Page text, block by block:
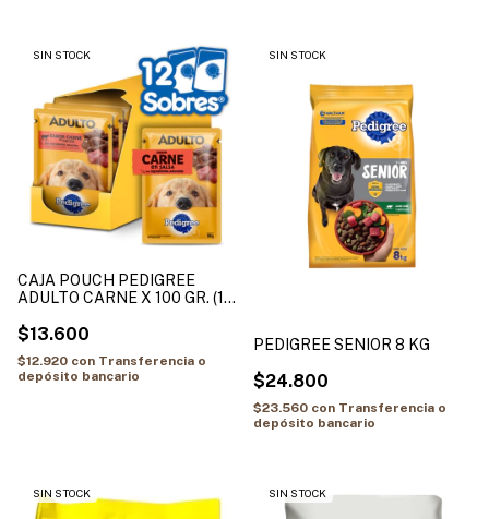
SIN STOCK
CAJA POUCH PEDIGREE
ADULTO CARNE X 100 GR. (12
$13.600
$12.920 con Transferencia o
depósito bancario
SIN STOCK
PEDIGREE SENIOR 8 KG
$24.800
$23.560 con Transferencia o
depósito bancario
SIN STOCK SIN STOCK